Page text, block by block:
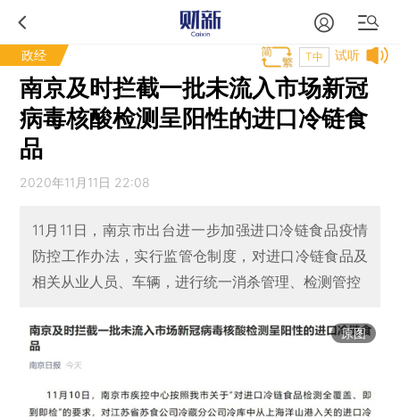
政经 试听
T中
南京及时拦截一批未流入市场新冠
病毒核酸检测呈阳性的进口冷链食
品
2020年11月11日 22:08
11月11日，南京市出台进一步加强进口冷链食品疫情
防控工作办法，实行监管仓制度，对进口冷链食品及
相关从业人员、车辆，进行统一消杀管理、检测管控
原图